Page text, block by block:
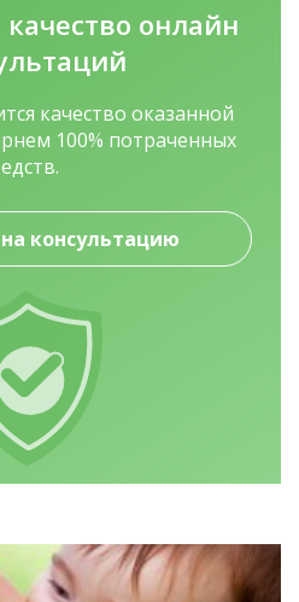
онлайн
качество оказанной
100% потраченных
консультацию